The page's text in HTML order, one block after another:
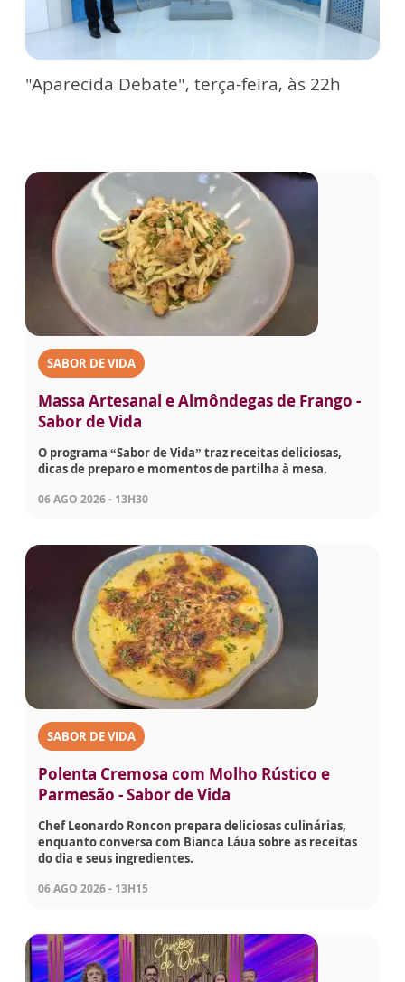
"Aparecida Debate", terça-feira, às 22h
SABOR DE VIDA
Massa Artesanal e Almôndegas de Frango -
Sabor de Vida
O programa “Sabor de Vida” traz receitas deliciosas,
dicas de preparo e momentos de partilha à mesa.
06 AGO 2026 - 13H30
SABOR DE VIDA
Polenta Cremosa com Molho Rústico e
Parmesão - Sabor de Vida
Chef Leonardo Roncon prepara deliciosas culinárias,
enquanto conversa com Bianca Láua sobre as receitas
do dia e seus ingredientes.
06 AGO 2026 - 13H15